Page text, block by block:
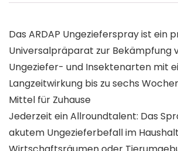
Das ARDAP Ungezieferspray ist ein
Universalpräparat zur Bekämpfung
Ungeziefer- und Insektenarten mit
Langzeitwirkung bis zu sechs
Mittel für Zuhause
Jederzeit ein Allroundtalent: Das
akutem Ungezieferbefall im